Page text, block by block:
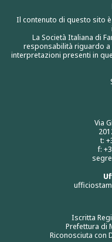
Via
t:
f:
Iscritta
Prefettura di
Riconosciuta con
Il contenuto di questo sito
La Società Italiana di
responsabilità riguardo
interpretazioni presenti in